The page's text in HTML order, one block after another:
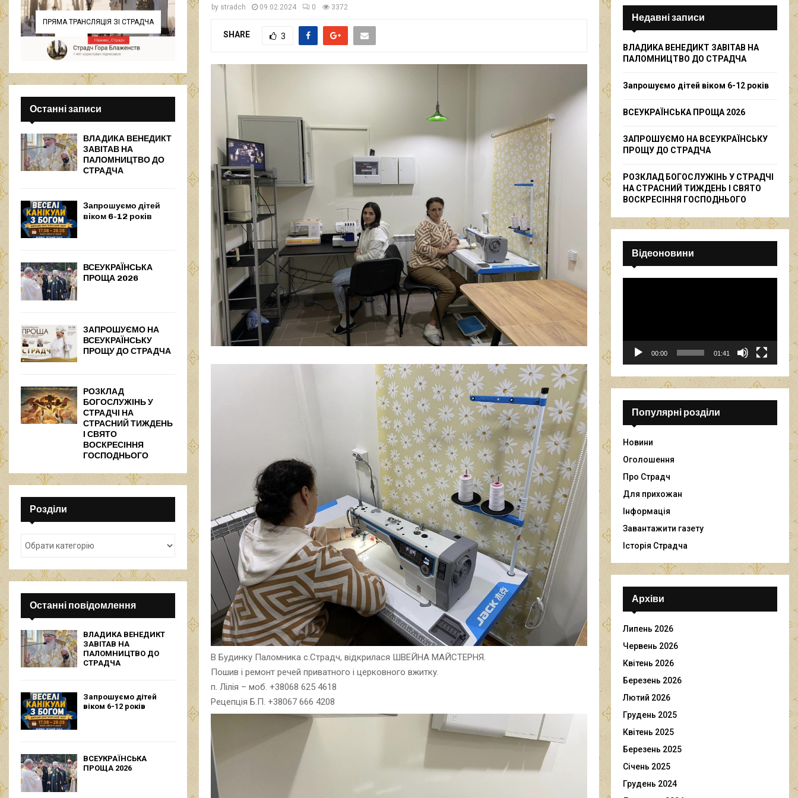
by stradch 09.02.2024 0 3372
SHARE 3
В Будинку Паломника с.Страдч, відкрилася ШВЕЙНА МАЙСТЕРНЯ.
Пошив і ремонт речей приватного і церковного вжитку.
п. Лілія – моб. +38068 625 4618
Рецепція Б.П. +38067 666 4208
ПРЯМА ТРАНСЛЯЦІЯ ЗІ СТРАДЧА
Останні записи
ВЛАДИКА ВЕНЕДИКТ
ЗАВІТАВ НА
ПАЛОМНИЦТВО ДО
СТРАДЧА
Запрошуємо дітей
віком 6-12 років
ВСЕУКРАЇНСЬКА
ПРОЩА 2026
ЗАПРОШУЄМО НА
ВСЕУКРАЇНСЬКУ
ПРОЩУ ДО СТРАДЧА
РОЗКЛАД
БОГОСЛУЖІНЬ У
СТРАДЧІ НА
СТРАСНИЙ ТИЖДЕНЬ
І СВЯТО
ВОСКРЕСІННЯ
ГОСПОДНЬОГО
Розділи
Останні повідомлення
ВЛАДИКА ВЕНЕДИКТ
ЗАВІТАВ НА
ПАЛОМНИЦТВО ДО
СТРАДЧА
Запрошуємо дітей
віком 6-12 років
ВСЕУКРАЇНСЬКА
ПРОЩА 2026
r
:
E
A
Недавні записи
ВЛАДИКА ВЕНЕДИКТ ЗАВІТАВ НА
ПАЛОМНИЦТВО ДО СТРАДЧА
Запрошуємо дітей віком 6-12 років
ВСЕУКРАЇНСЬКА ПРОЩА 2026
ЗАПРОШУЄМО НА ВСЕУКРАЇНСЬКУ
ПРОЩУ ДО СТРАДЧА
РОЗКЛАД БОГОСЛУЖІНЬ У СТРАДЧІ
НА СТРАСНИЙ ТИЖДЕНЬ І СВЯТО
ВОСКРЕСІННЯ ГОСПОДНЬОГО
Відеоновини
г
ч
00:00 01:41
Популярні розділи
Новини
Оголошення
Про Страдч
Для прихожан
Інформація
Завантажити газету
Історія Страдча
Архіви
Липень 2026
Червень 2026
Квітень 2026
Березень 2026
Лютий 2026
Грудень 2025
Квітень 2025
Березень 2025
Січень 2025
Грудень 2024